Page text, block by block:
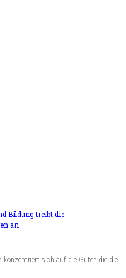
Bildung treibt die
an
sich auf die Güter, die die